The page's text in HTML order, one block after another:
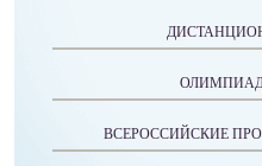
ВСЕРОССИЙСКИЕ